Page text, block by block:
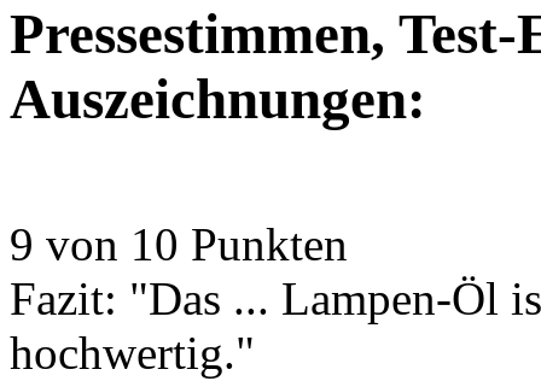
Pressestimmen,
Auszeichnungen:
9 von 10 Punkten
Fazit: "Das ... Lampen-Öl
hochwertig."